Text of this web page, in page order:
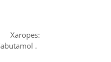
Xaropes:
.